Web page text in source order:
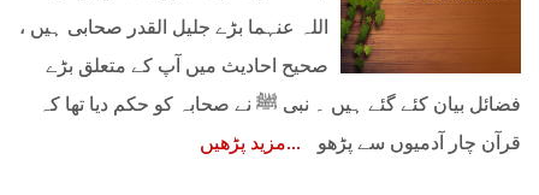
اللہ عنہما بڑے جلیل القدر صحابی ہیں ،
صحیح احادیث میں آپ کے متعلق بڑے
فضائل بیان کئے گئے ہیں ۔ نبی ﷺ نے صحابہ کو حکم دیا تھا کہ
قرآن چار آدمیوں سے پڑھو
مزید پڑھیں